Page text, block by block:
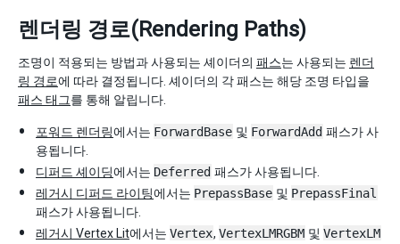
렌더링 경로(Rendering Paths)
조명이 적용되는 방법과 사용되는 셰이더의 패스는 사용되는 렌더
링 경로에 따라 결정됩니다. 셰이더의 각 패스는 해당 조명 타입을
패스 태그를 통해 알립니다.
포워드 렌더링에서는 ForwardBase 및 ForwardAdd 패스가 사
용됩니다.
디퍼드 셰이딩에서는 Deferred 패스가 사용됩니다.
레거시 디퍼드 라이팅에서는 PrepassBase 및 PrepassFinal
패스가 사용됩니다.
레거시 Vertex Lit에서는 Vertex, VertexLMRGBM 및 VertexLM